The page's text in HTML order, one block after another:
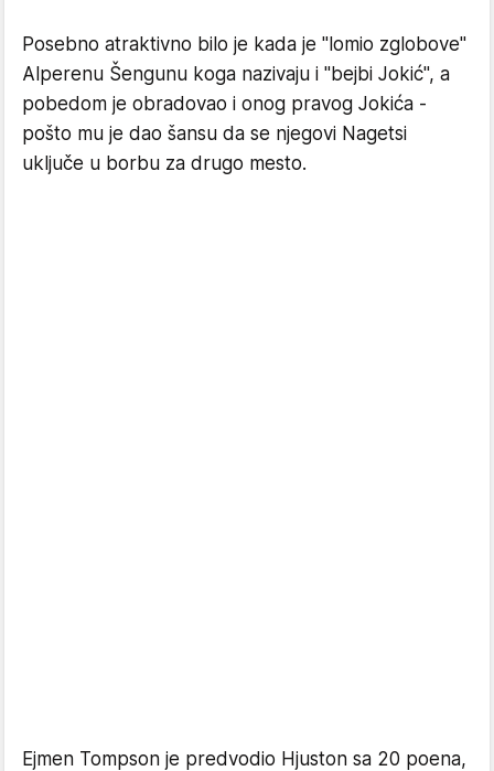
Posebno atraktivno bilo je kada je "lomio zglobove"
Alperenu Šengunu koga nazivaju i "bejbi Jokić", a
pobedom je obradovao i onog pravog Jokića -
pošto mu je dao šansu da se njegovi Nagetsi
uključe u borbu za drugo mesto.
Ejmen Tompson je predvodio Hjuston sa 20 poena,